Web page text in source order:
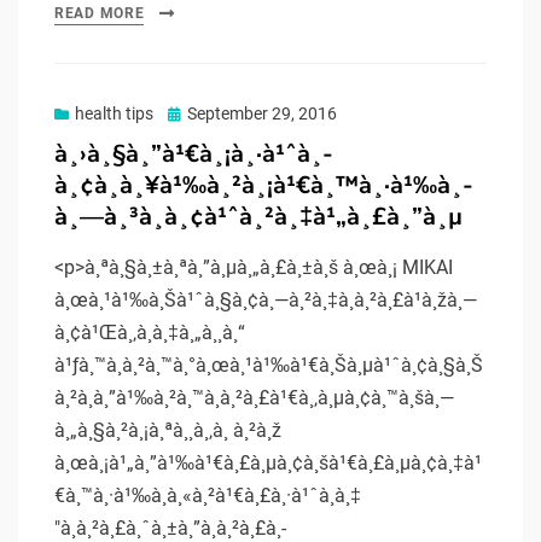
READ MORE
health tips
Posted
on
September 29, 2016
à¸›à¸§à¸”à¹€à¸¡à¸·à¹ˆà¸­
à¸¢à¸à¸¥à¹‰à¸²à¸¡à¹€à¸™à¸·à¹‰à¸­
à¸—à¸³à¸­à¸¢à¹ˆà¸²à¸‡à¹„à¸£à¸”à¸µ
<p>à¸ªà¸§à¸±à¸ªà¸”à¸µà¸„à¸£à¸±à¸š à¸œà¸¡ MIKAI
à¸œà¸¹à¹‰à¸Šà¹ˆà¸§à¸¢à¸—à¸²à¸‡à¸à¸²à¸£à¹à¸žà¸—
à¸¢à¹Œà¸‚à¸­à¸‡à¸„à¸¸à¸“
à¹ƒà¸™à¸à¸²à¸™à¸°à¸œà¸¹à¹‰à¹€à¸Šà¸µà¹ˆà¸¢à¸§à¸Š
à¸²à¸à¸”à¹‰à¸²à¸™à¸à¸²à¸£à¹€à¸‚à¸µà¸¢à¸™à¸šà¸—
à¸„à¸§à¸²à¸¡à¸ªà¸¸à¸‚à¸ à¸²à¸ž
à¸œà¸¡à¹„à¸”à¹‰à¹€à¸£à¸µà¸¢à¸šà¹€à¸£à¸µà¸¢à¸‡à¹
€à¸™à¸·à¹‰à¸­à¸«à¸²à¹€à¸£à¸·à¹ˆà¸­à¸‡
"à¸à¸²à¸£à¸ˆà¸±à¸”à¸à¸²à¸£à¸­